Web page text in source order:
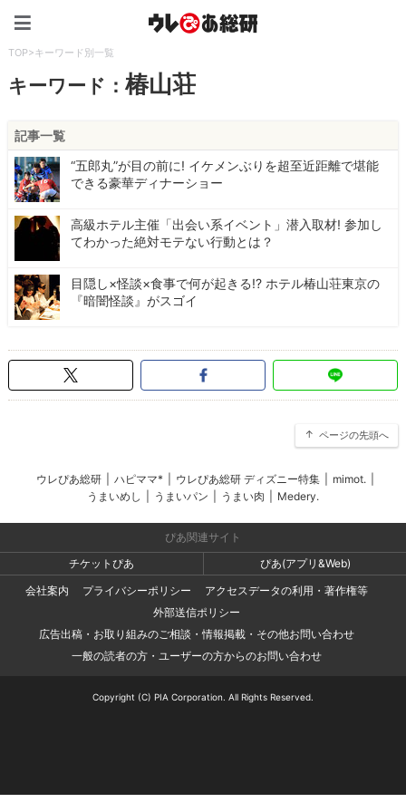
TOP>キーワード別一覧
キーワード：椿山荘
記事一覧
“五郎丸”が目の前に! イケメンぶりを超至近距離で堪能
できる豪華ディナーショー
高級ホテル主催「出会い系イベント」潜入取材! 参加し
てわかった絶対モテない行動とは？
目隠し×怪談×食事で何が起きる!? ホテル椿山荘東京の
『暗闇怪談』がスゴイ
ページの先頭へ
ウレぴあ総研 ハピママ* ウレぴあ総研 ディズニー特集 mimot.
うまいめし
うまいパン うまい肉 Medery.
ぴあ関連サイト
チケットぴあ
ぴあ(アプリ&Web)
会社案内
プライバシーポリシー
アクセスデータの利用・著作権等
外部送信ポリシー
広告出稿・お取り組みのご相談・情報掲載・その他お問い合わせ
一般の読者の方・ユーザーの方からのお問い合わせ
Copyright (C) PIA Corporation. All Rights Reserved.